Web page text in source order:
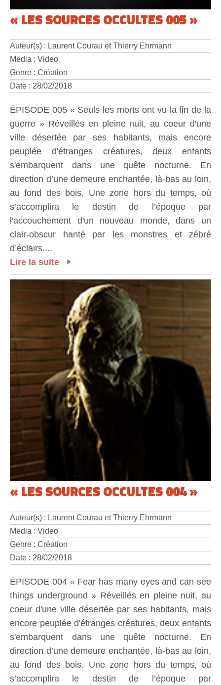
« LES SOURCES OCCULTES 005 »
Auteur(s) : Laurent Courau et Thierry Ehrmann
Media : Video
Genre : Création
Date : 28/02/2018
ÉPISODE 005 « Seuls les morts ont vu la fin de la
guerre » Réveillés en pleine nuit, au coeur d'une
ville désertée par ses habitants, mais encore
peuplée d'étranges créatures, deux enfants
s'embarquent dans une quête nocturne. En
direction d’une demeure enchantée, là-bas au loin,
au fond des bois. Une zone hors du temps, où
s’accomplira le destin de l’époque par
l'accouchement d'un nouveau monde, dans un
clair-obscur hanté par les monstres et zébré
d’éclairs....
Lire la suite
« LES SOURCES OCCULTES 004 »
Auteur(s) : Laurent Courau et Thierry Ehrmann
Media : Video
Genre : Création
Date : 28/02/2018
ÉPISODE 004 « Fear has many eyes and can see
things underground » Réveillés en pleine nuit, au
coeur d'une ville désertée par ses habitants, mais
encore peuplée d'étranges créatures, deux enfants
s'embarquent dans une quête nocturne. En
direction d’une demeure enchantée, là-bas au loin,
au fond des bois. Une zone hors du temps, où
s’accomplira le destin de l’époque par